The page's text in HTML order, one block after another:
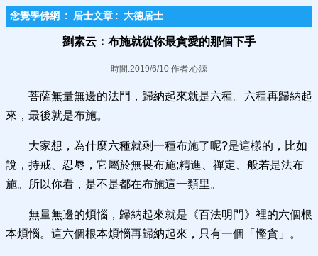
念覺學佛網 : 居士文章 : 大德居士
劉素云：布施就從你最貪愛的那個下手
時間:2019/6/10 作者:心源
菩薩無量無邊的法門，歸納起來就是六種。六種再歸納起
來，最後就是布施。
大家想，為什麼六種就剩一種布施了呢?是這樣的，比如
說，持戒、忍辱，它屬於無畏布施;精進、禪定、般若是法布
施。所以你看，是不是都在布施這一類里。
無量無邊的煩惱，歸納起來就是《百法明門》裡的六個根
本煩惱。這六個根本煩惱再歸納起來，只有一個「慳貪」。